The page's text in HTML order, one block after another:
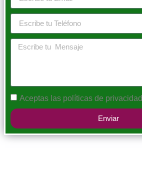
Aceptas las políticas de privacidad
Enviar